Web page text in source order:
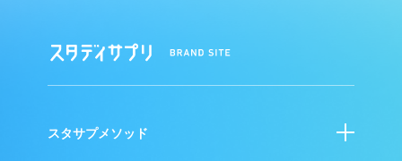
ス
タ
デ
プ
スタサプメソッド